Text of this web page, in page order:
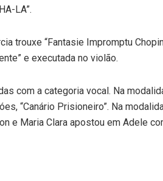
LA”.
trouxe “Fantasie Impromptu
e executada no violão.
com a categoria vocal. Na
“Canário Prisioneiro”. Na
e Maria Clara apostou em Adele